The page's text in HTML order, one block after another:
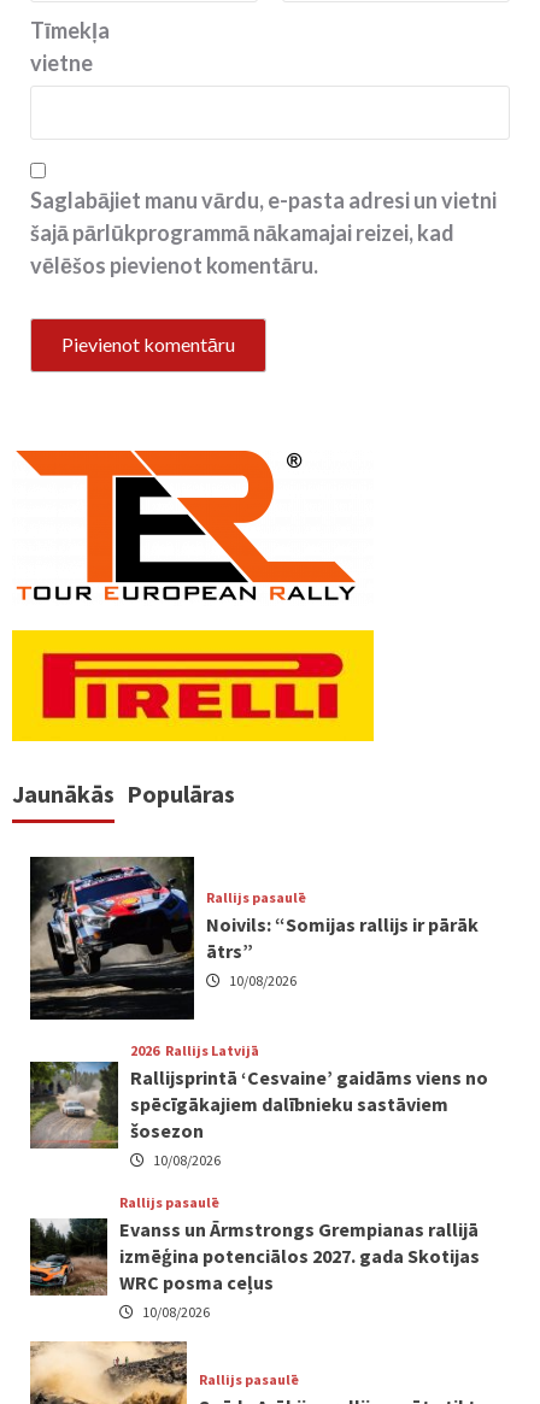
Tīmekļa
vietne
Saglabājiet manu vārdu, e-pasta adresi un vietni
šajā pārlūkprogrammā nākamajai reizei, kad
vēlēšos pievienot komentāru.
Jaunākās Populāras
Rallijs pasaulē
Noivils: “Somijas rallijs ir pārāk
ātrs”
10/08/2026
2026 Rallijs Latvijā
Rallijsprintā ‘Cesvaine’ gaidāms viens no
spēcīgākajiem dalībnieku sastāviem
šosezon
10/08/2026
Rallijs pasaulē
Evanss un Ārmstrongs Grempianas rallijā
izmēģina potenciālos 2027. gada Skotijas
WRC posma ceļus
10/08/2026
Rallijs pasaulē